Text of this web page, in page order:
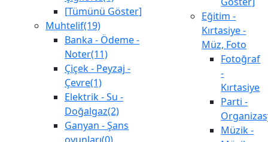
[Tümünü Göster]
Muhtelif(19)
Banka - Ödeme -
Noter(11)
Çiçek - Peyzaj -
Çevre(1)
Elektrik - Su -
Doğalgaz(2)
Ganyan - Şans
Eğitim -
Kırtasiye -
Müz, Foto
Fotoğraf
-
Kırtasiye
Parti -
Müzik -